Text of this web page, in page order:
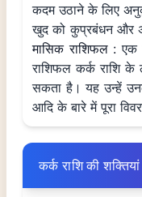
कदम उठाने के लिए
खुद को कुप्रबंधन और
मासिक राशिफल :एक
राशिफल कर्क राशि के
सकता है। यह उन्हें
आदि के बारे में पूरा
कर्क राशि की शक्तियां